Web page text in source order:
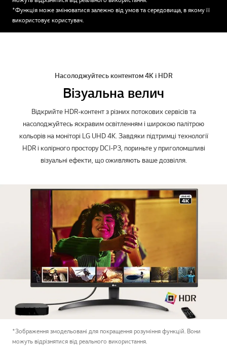
*Функція може змінюватися залежно від умов та середовища, в якому її
використовує користувач.
Насолоджуйтесь контентом 4K і HDR
Візуальна велич
Відкрийте HDR-контент з різних потокових сервісів та
насолоджуйтесь яскравим освітленням і широкою палітрою
кольорів на моніторі LG UHD 4K. Завдяки підтримці технології
HDR і колірного простору DCI-P3, пориньте у приголомшливі
візуальні ефекти, що оживляють ваше дозвілля.
*Зображення змодельовані для покращення розуміння функцій. Вони
можуть відрізнятися від реального використання.